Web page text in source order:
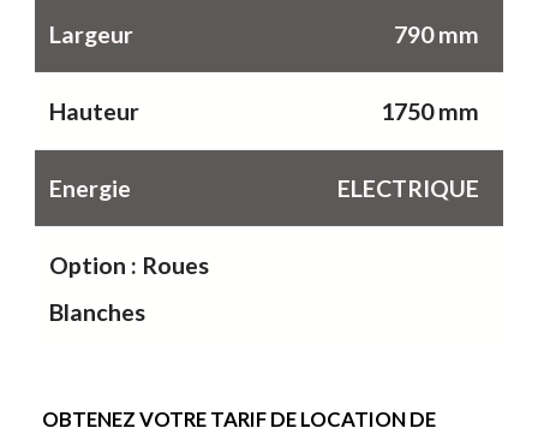
Largeur 790 mm
Hauteur 1750 mm
Energie ELECTRIQUE
Option : Roues
Blanches
OBTENEZ VOTRE TARIF DE LOCATION DE